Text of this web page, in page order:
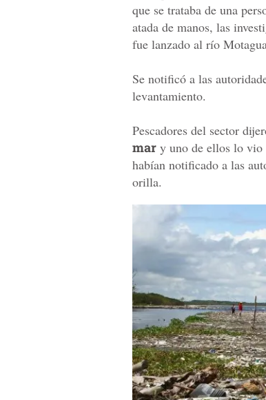
que se trataba de una
atada de manos, las
fue lanzado al río
Se notificó a las
levantamiento.
Pescadores del sector
mar y uno de ellos lo vio
habían notificado a las
orilla.